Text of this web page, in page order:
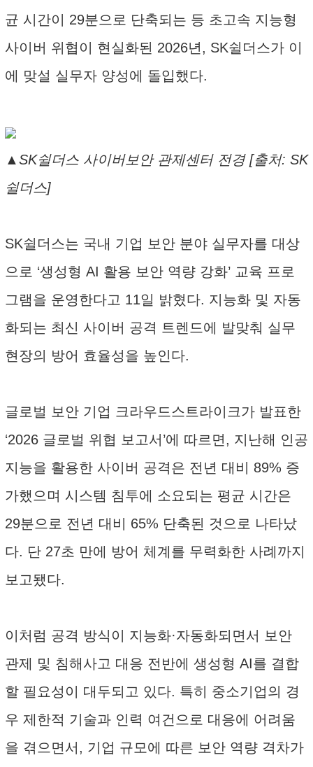
균 시간이 29분으로 단축되는 등 초고속 지능형
사이버 위협이 현실화된 2026년, SK쉴더스가 이
에 맞설 실무자 양성에 돌입했다.
▲SK쉴더스 사이버보안 관제센터 전경 [출처: SK
쉴더스]
SK쉴더스는 국내 기업 보안 분야 실무자를 대상
으로 ‘생성형 AI 활용 보안 역량 강화’ 교육 프로
그램을 운영한다고 11일 밝혔다. 지능화 및 자동
화되는 최신 사이버 공격 트렌드에 발맞춰 실무
현장의 방어 효율성을 높인다.
글로벌 보안 기업 크라우드스트라이크가 발표한
‘2026 글로벌 위협 보고서’에 따르면, 지난해 인공
지능을 활용한 사이버 공격은 전년 대비 89% 증
가했으며 시스템 침투에 소요되는 평균 시간은
29분으로 전년 대비 65% 단축된 것으로 나타났
다. 단 27초 만에 방어 체계를 무력화한 사례까지
보고됐다.
이처럼 공격 방식이 지능화·자동화되면서 보안
관제 및 침해사고 대응 전반에 생성형 AI를 결합
할 필요성이 대두되고 있다. 특히 중소기업의 경
우 제한적 기술과 인력 여건으로 대응에 어려움
을 겪으면서, 기업 규모에 따른 보안 역량 격차가